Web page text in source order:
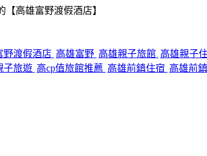
高雄富野渡假酒店】
野渡假酒店 高雄富野 高雄親子旅館 高雄親子
子旅遊 高cp值旅館推薦 高雄前鎮住宿 高雄前